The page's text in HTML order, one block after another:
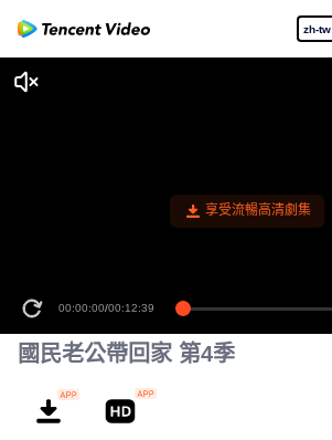
zh-tw
享受流暢高清劇集
00:00:00/00:12:39
國民老公帶回家 第4季